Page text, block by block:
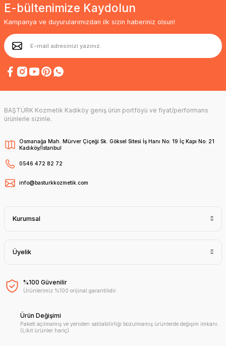
E-bültenimize Kaydolun
Kampanya ve duyurularımızdan ilk sizin haberiniz olsun!
BAŞTÜRK Kozmetik Kadıköy geniş ürün portföyü ve fiyat/performans
ürünlerle sizinle.
Osmanağa Mah. Mürver Çiçeği Sk. Göksel Sitesi İş Hanı No: 19 İç Kapı No: 21
Kadıköy/İstanbul
0546 472 82 72
info@basturkkozmetik.com
Kurumsal
Üyelik
%100 Güvenilir
Ürünlerimiz %100 orijinal garantilidir.
Ürün Değişimi
Paketi açılmamış ve yeniden satılabilirliği bozulmamış ürünlerde değişim imkanı.
(Likit ürünler hariç)